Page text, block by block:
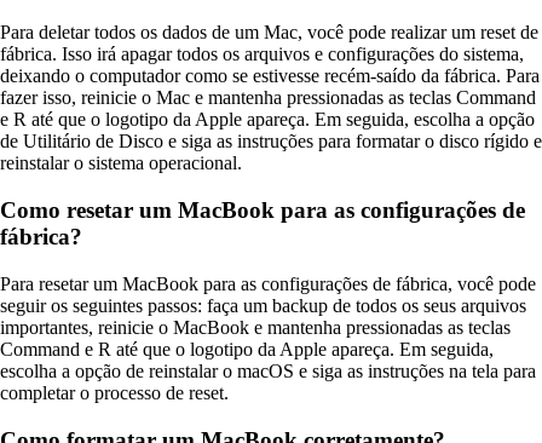
Para deletar todos os dados de um Mac, você pode realizar um reset de
fábrica. Isso irá apagar todos os arquivos e configurações do sistema,
deixando o computador como se estivesse recém-saído da fábrica. Para
fazer isso, reinicie o Mac e mantenha pressionadas as teclas Command
e R até que o logotipo da Apple apareça. Em seguida, escolha a opção
de Utilitário de Disco e siga as instruções para formatar o disco rígido e
reinstalar o sistema operacional.
Como resetar um MacBook para as configurações de
fábrica?
Para resetar um MacBook para as configurações de fábrica, você pode
seguir os seguintes passos: faça um backup de todos os seus arquivos
importantes, reinicie o MacBook e mantenha pressionadas as teclas
Command e R até que o logotipo da Apple apareça. Em seguida,
escolha a opção de reinstalar o macOS e siga as instruções na tela para
completar o processo de reset.